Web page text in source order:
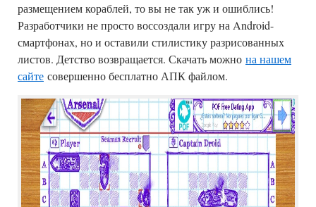
размещением кораблей, то вы не так уж и ошиблись!
Разработчики не просто воссоздали игру на Android-
смартфонах, но и оставили стилистику разрисованных
листов. Детство возвращается. Скачать можно на нашем
сайте совершенно бесплатно АПК файлом.